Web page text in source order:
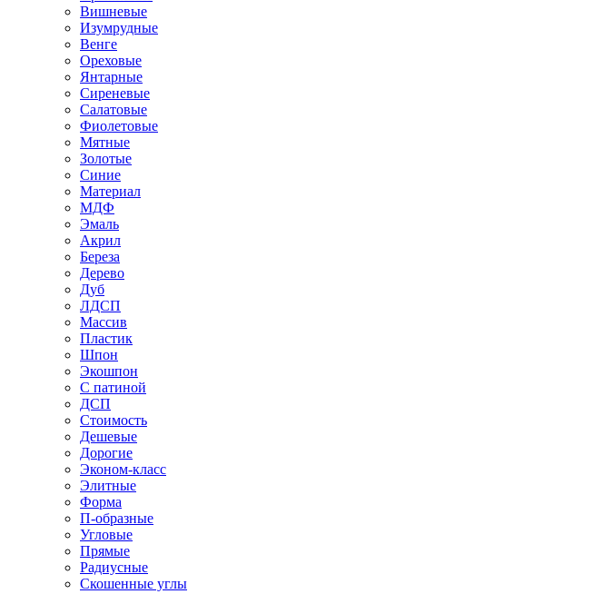
Вишневые
Изумрудные
Венге
Ореховые
Янтарные
Сиреневые
Салатовые
Фиолетовые
Мятные
Золотые
Синие
Материал
МДФ
Эмаль
Акрил
Береза
Дерево
Дуб
ЛДСП
Массив
Пластик
Шпон
Экошпон
С патиной
ДСП
Стоимость
Дешевые
Дорогие
Эконом-класс
Элитные
Форма
П-образные
Угловые
Прямые
Радиусные
Скошенные углы